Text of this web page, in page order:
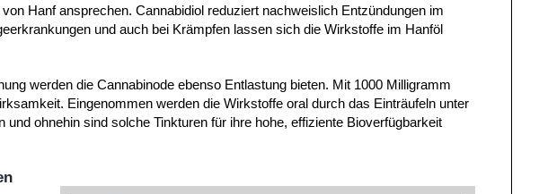
Hanf ansprechen. Cannabidiol reduziert nachweislich Entzündungen im
und auch bei Krämpfen lassen sich die Wirkstoffe im Hanföl
werden die Cannabinode ebenso Entlastung bieten. Mit 1000 Milligramm
Eingenommen werden die Wirkstoffe oral durch das Einträufeln unter
ohnehin sind solche Tinkturen für ihre hohe, effiziente Bioverfügbarkeit